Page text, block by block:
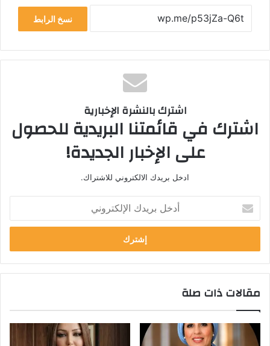
نسخ الرابط
اشترك بالنشرة الإخبارية
اشترك في قائمتنا البريدية للحصول
على الإخبار الجديدة!
ادخل بريدك الالكتروني للاشتراك.
بريدك
الإلكتروني
مقالات ذات صلة